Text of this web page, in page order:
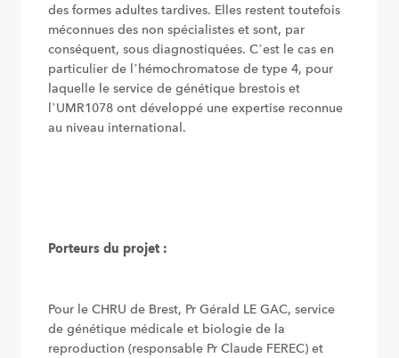
des formes adultes tardives. Elles restent toutefois
méconnues des non spécialistes et sont, par
conséquent, sous diagnostiquées. C’est le cas en
particulier de l’hémochromatose de type 4, pour
laquelle le service de génétique brestois et
l’UMR1078 ont développé une expertise reconnue
au niveau international.
Porteurs du projet :
Pour le CHRU de Brest, Pr Gérald LE GAC, service
de génétique médicale et biologie de la
reproduction (responsable Pr Claude FEREC) et